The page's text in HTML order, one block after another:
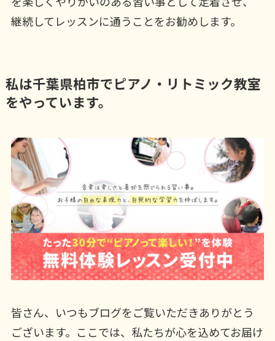
継続してレッスンに通うことをお勧めします。
私は千葉県柏市でピアノ・リトミック教室
をやっています。
皆さん、いつもブログをご覧いただきありがとう
ございます。ここでは、私たちが心を込めてお届け